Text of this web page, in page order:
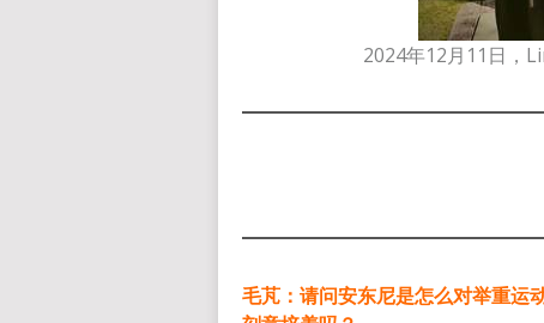
2024年12月11日，
毛芃：请问安东尼是怎么对举重运